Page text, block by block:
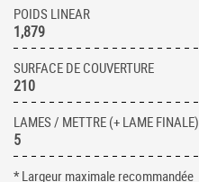
POIDS LINEAR
1,879
SURFACE DE COUVERTURE
210
LAMES / METTRE (+ LAME FINALE)
5
* Largeur maximale recommandée